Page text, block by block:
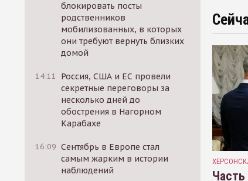
блокировать посты
родственников
мобилизованных, в которых
они требуют вернуть близких
домой
14:11
Россия, США и ЕС провели
секретные переговоры за
несколько дней до
обострения в Нагорном
Карабахе
16:09 Сентябрь в Европе стал
самым жарким в истории
наблюдений
Часть